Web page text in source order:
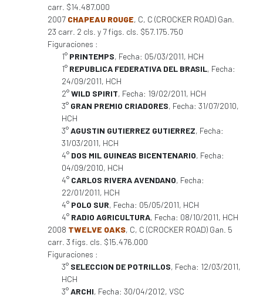
carr. $14.487.000
2007 CHAPEAU ROUGE, C, C (CROCKER ROAD) Gan.
23 carr. 2 cls. y 7 figs. cls. $57.175.750
Figuraciones :
1° PRINTEMPS, Fecha: 05/03/2011, HCH
1° REPUBLICA FEDERATIVA DEL BRASIL, Fecha:
24/09/2011, HCH
2°WILD SPIRIT, Fecha: 19/02/2011, HCH
3° GRAN PREMIO CRIADORES, Fecha: 31/07/2010,
HCH
3°AGUSTIN GUTIERREZ GUTIERREZ, Fecha:
31/03/2011, HCH
4° DOS MIL GUINEAS BICENTENARIO, Fecha:
04/09/2010, HCH
4° CARLOS RIVERA AVENDANO, Fecha:
22/01/2011, HCH
4° POLO SUR, Fecha: 05/05/2011, HCH
4° RADIO AGRICULTURA, Fecha: 08/10/2011, HCH
2008 TWELVE OAKS, C, C (CROCKER ROAD) Gan. 5
carr. 3 figs. cls. $15.476.000
Figuraciones :
3° SELECCION DE POTRILLOS, Fecha: 12/03/2011,
HCH
3°ARCHI, Fecha: 30/04/2012, VSC